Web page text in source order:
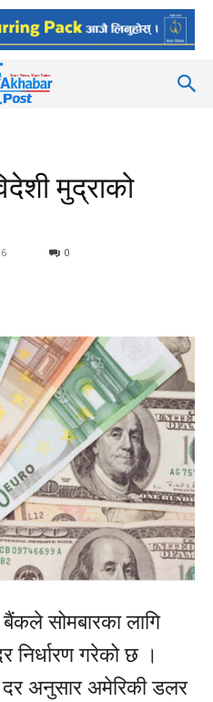
मुद्राको
0
सोमबारका लागि
निर्धारण गरेको छ ।
दर अनुसार अमेरिकी डलर